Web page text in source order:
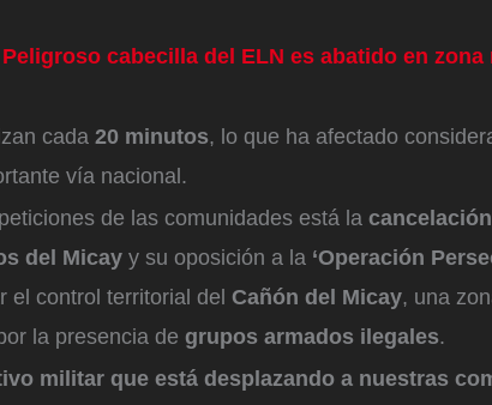
Peligroso cabecilla del ELN es abatido en zona
cada 20 minutos, lo que ha afectado
vía nacional.
de las comunidades está la
del Micay y su oposición a la ‘Operación
el control territorial del Cañón del Micay, una
la presencia de grupos armados ilegales.
militar que está desplazando a nuestras